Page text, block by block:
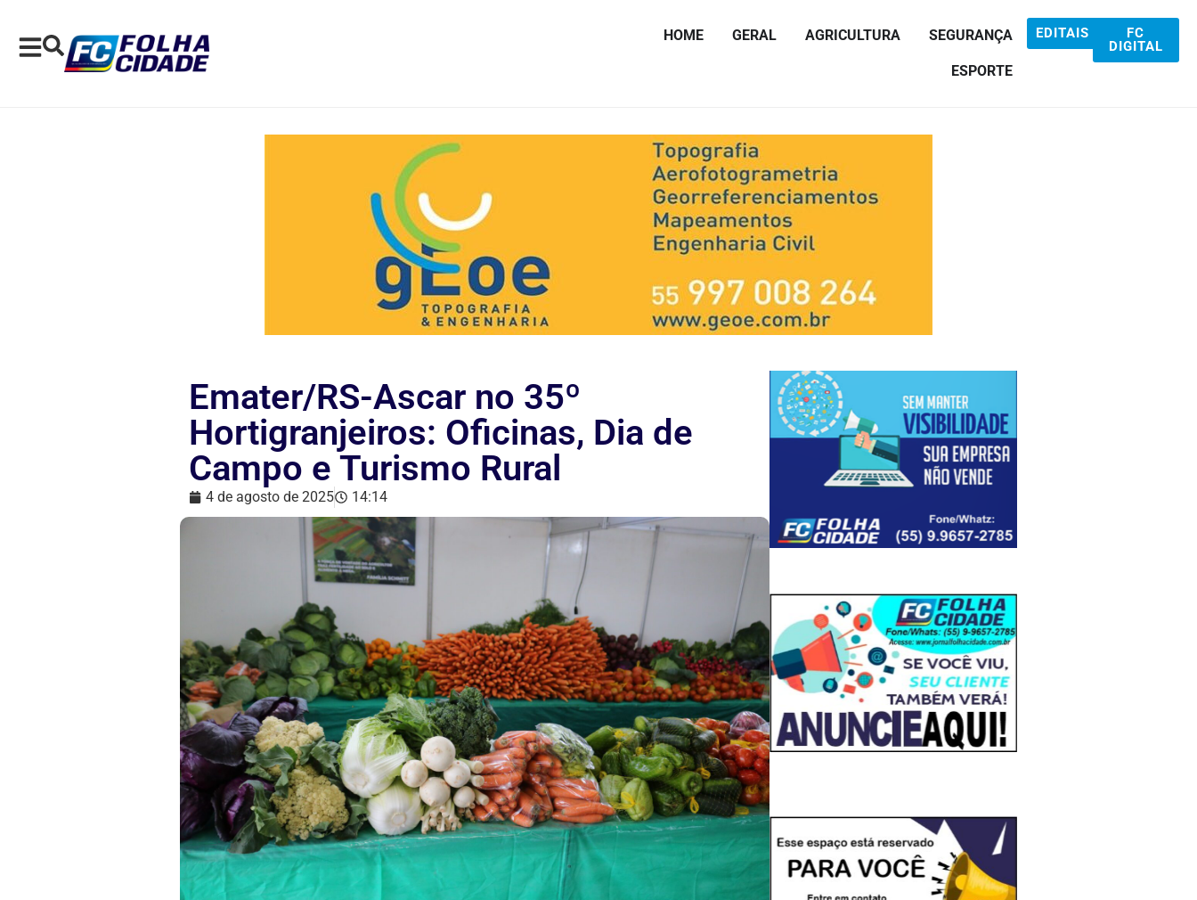
HOME GERAL AGRICULTURA SEGURANÇA
ESPORTE
EDITAIS
FC
DIGITAL
Emater/RS-Ascar no 35º
Hortigranjeiros: Oficinas, Dia de
Campo e Turismo Rural
4 de agosto de 2025 14:14